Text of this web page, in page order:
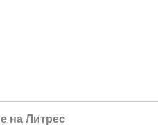
на Литрес